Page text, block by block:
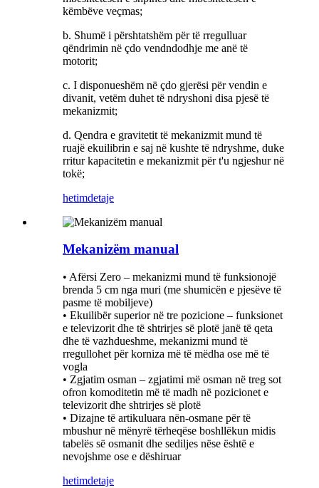
këmbëve veçmas;
b. Shumë i përshtatshëm për të rregulluar
qëndrimin në çdo vendndodhje me anë të
motorit;
c. I disponueshëm në çdo gjerësi për vendin e
divanit, vetëm duhet të ndryshoni disa pjesë të
mekanizmit;
d. Qendra e gravitetit të mekanizmit mund të
ruajë ekuilibrin e saj në kushte të ndryshme, duke
rritur kapacitetin e mekanizmit për t'u ngjeshur në
tokë;
hetimdetaje
Mekanizëm manual
• Afërsi Zero – mekanizmi mund të funksionojë
brenda 5 cm nga muri (me shumicën e pjesëve të
pasme të mobiljeve)
• Ekuilibër superior në tre pozicione – funksionet
e televizorit dhe të shtrirjes së plotë janë të qeta
dhe të vazhdueshme, mekanizmi mund të
rregullohet për korniza më të mëdha ose më të
vogla
• Zgjatim osman – zgjatimi më osman në treg sot
ofron komoditetin më të madh në pozicionet e
televizorit dhe shtrirjes së plotë
• Dizajne të artikuluara nën-osmane për të
mbushur në mënyrë tërheqëse boshllëkun midis
tabelës së osmanit dhe sediljes nëse është e
nevojshme ose e dëshiruar
hetimdetaje